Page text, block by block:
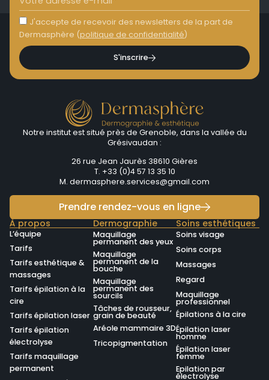
J'accepte de recevoir des newsletters de la part de
Dermasphère (politique de confidentialité)
S'inscrire
Notre institut est situé près de Grenoble, dans la vallée du
Grésivaudan :
26 rue Jean Jaurès 38610 Gières
T. +33 (0)4 57 13 35 10
M. dermasphere.services@gmail.com
Prendre rendez-vous en ligne
À propos
L’équipe
Tarifs
Tarifs esthétique &
massages
Tarifs épilation à la
cire
Tarifs épilation laser
Tarifs épilation
électrolyse
Tarifs maquillage
permanent
Dermographie
Maquillage
permanent des yeux
Maquillage
permanent de la
bouche
Maquillage
permanent des
sourcils
Tâches de rousseur,
grain de beauté
Aréole mammaire 3D
Tricopigmentation
Soins esthétiques
Soins visage
Soins corps
Massages
Regard
Maquillage
professionnel
Épilations à la cire
Épilation laser
homme
Épilation laser
femme
Epilation par
électrolyse